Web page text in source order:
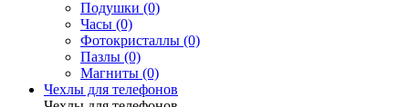
Подушки (0)
Часы (0)
Фотокристаллы (0)
Пазлы (0)
Магниты (0)
Чехлы для телефонов